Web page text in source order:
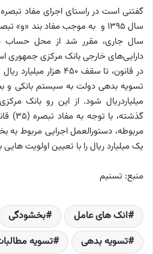
سال جاری، مقرر شد از محل حساب
دارایی‌های خارجی بانک مرکزی جمهوری
در قانون، تا سقف 450
تسویه بدهی دولت به سیستم بانکی و
گذشته،
مربوطه، دستورالعمل اجرایی مربوط
یک میلیارد ریال را با تعیین اولویت
منبع: تسنیم
انک های عامل بخشودگی
تسویه بدهی
تسویه